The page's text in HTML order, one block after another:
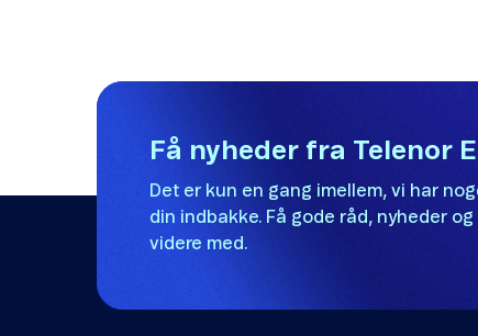
Få nyheder fra Telenor
Det er kun en gang imellem, vi har
din indbakke. Få gode råd, nyheder
videre med.